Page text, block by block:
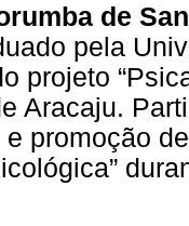
de
pela
projeto
Aracaju.
e promoção